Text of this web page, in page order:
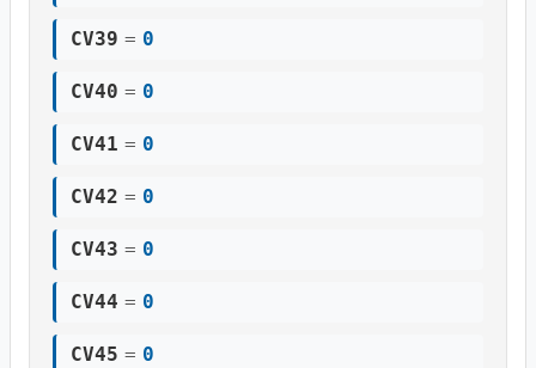
CV39 = 0
CV40 = 0
CV41 = 0
CV42 = 0
CV43 = 0
CV44 = 0
CV45 = 0